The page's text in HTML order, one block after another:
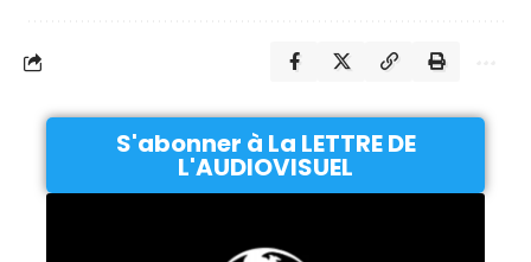
S'abonner à La LETTRE DE
L'AUDIOVISUEL